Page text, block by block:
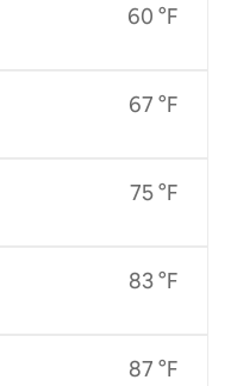
60 °F
67 °F
75 °F
83 °F
87 °F